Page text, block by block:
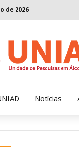
de 2026
Notícias